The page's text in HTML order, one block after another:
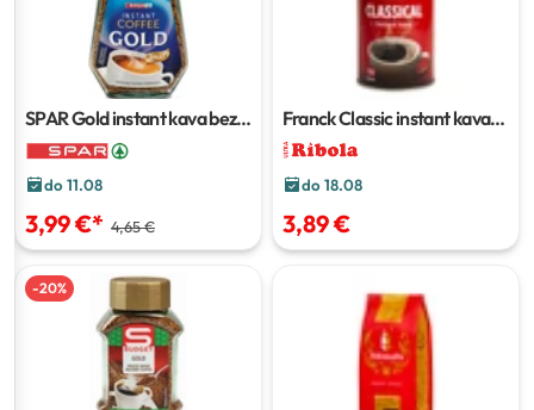
SPAR Gold instant kava bez
kofeina100 g
do 11.08
3,99 €* 4,65 €
Franck Classic instant kava
100 g
do 18.08
3,89 €
-20%